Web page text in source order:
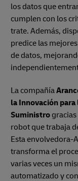
los datos que
cumplen con los
trate. Además,
predice las
de datos,
La compañía
la Innovación
Suministro
robot que trabaja
Esta envolvedora-
transforma el
varias veces un
automatizado y